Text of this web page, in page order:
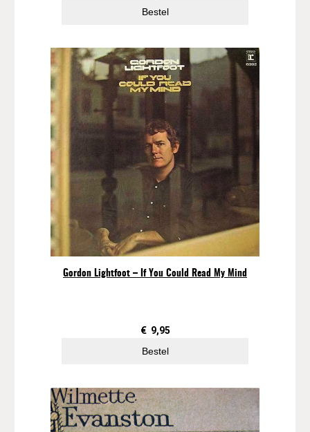
Bestel
Gordon Lightfoot – If You Could Read My Mind
€ 9,95
Bestel